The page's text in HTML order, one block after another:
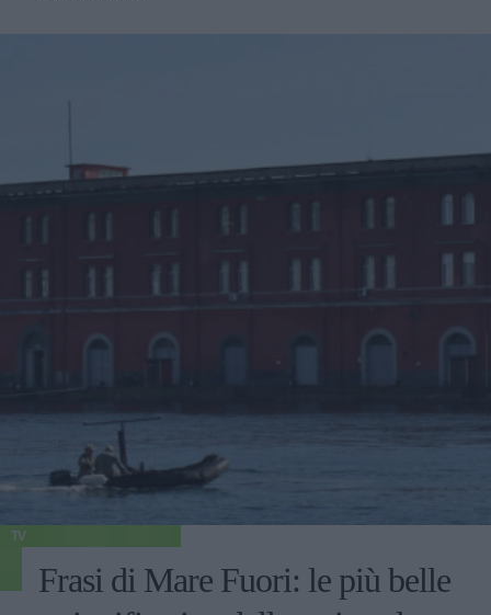
TV
Frasi di Mare Fuori: le più belle